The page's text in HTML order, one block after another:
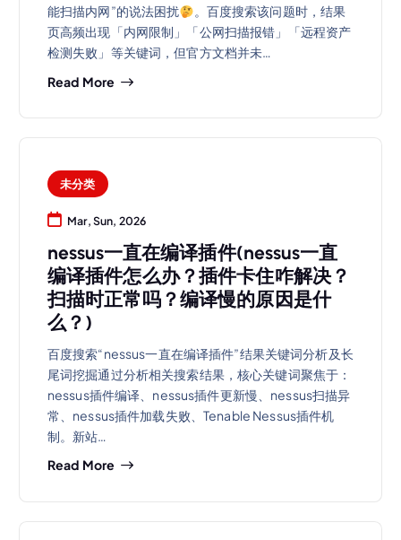
能扫描内网”的说法困扰
。百度搜索该问题时，结果
页高频出现「内网限制」「公网扫描报错」「远程资产
检测失败」等关键词，但官方文档并未…
Read More
未分类
Mar, Sun, 2026
nessus一直在编译插件(nessus一直
编译插件怎么办？插件卡住咋解决？
扫描时正常吗？编译慢的原因是什
么？)
百度搜索“nessus一直在编译插件”结果关键词分析及长
尾词挖掘通过分析相关搜索结果，核心关键词聚焦于：
nessus插件编译、nessus插件更新慢、nessus扫描异
常、nessus插件加载失败、Tenable Nessus插件机
制。新站…
Read More